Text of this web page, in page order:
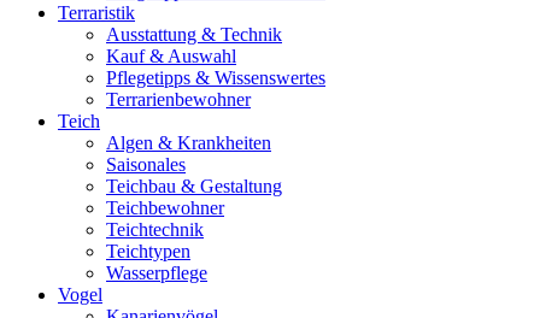
Terraristik
Ausstattung & Technik
Kauf & Auswahl
Pflegetipps & Wissenswertes
Terrarienbewohner
Teich
Algen & Krankheiten
Saisonales
Teichbau & Gestaltung
Teichbewohner
Teichtechnik
Teichtypen
Wasserpflege
Vogel